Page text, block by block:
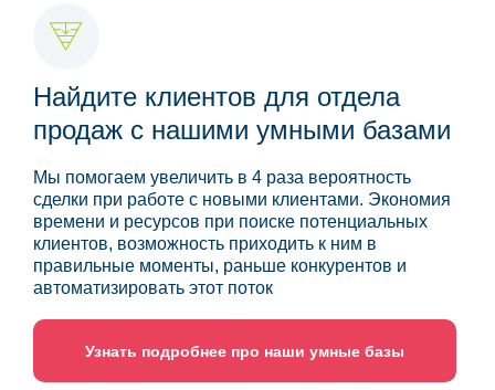
Найдите клиентов для отдела
продаж с нашими умными базами
Мы помогаем увеличить в 4 раза вероятность
сделки при работе с новыми клиентами. Экономия
времени и ресурсов при поиске потенциальных
клиентов, возможность приходить к ним в
правильные моменты, раньше конкурентов и
автоматизировать этот поток
Узнать подробнее про наши умные базы